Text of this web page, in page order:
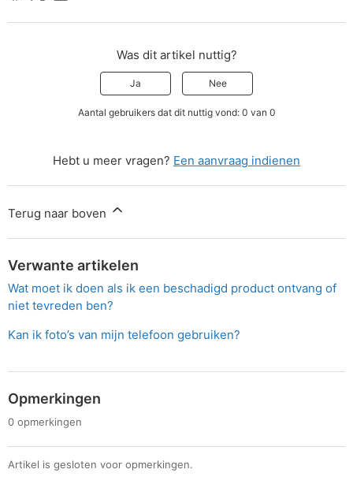
Was dit artikel nuttig?
Ja Nee
Aantal gebruikers dat dit nuttig vond: 0 van 0
Hebt u meer vragen? Een aanvraag indienen
Terug naar boven
Verwante artikelen
Wat moet ik doen als ik een beschadigd product ontvang of
niet tevreden ben?
Kan ik foto’s van mijn telefoon gebruiken?
Opmerkingen
0 opmerkingen
Artikel is gesloten voor opmerkingen.